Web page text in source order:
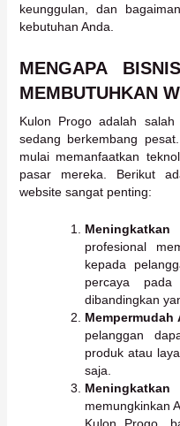
keunggulan, dan
kebutuhan Anda.
MENGAPA
MEMBUTUHKAN
Kulon Progo adalah
sedang berkembang
mulai memanfaatkan
pasar mereka. Berikut
website sangat penting:
profesional
kepada
percaya
dibandingkan
pelanggan
produk atau
saja.
memungkinkan